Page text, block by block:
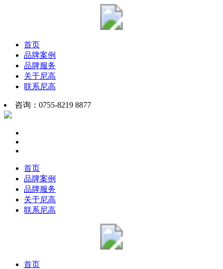
首页
品牌案例
品牌服务
关于尼高
联系尼高
咨询：0755-8219 8877
首页
品牌案例
品牌服务
关于尼高
联系尼高
首页